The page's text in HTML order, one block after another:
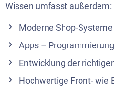
Wissen umfasst außerdem:
Moderne Shop-Systeme
Apps –
Entwicklung der
Hochwertige Front- wie